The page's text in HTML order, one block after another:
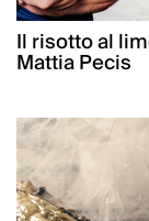
Il risotto al
Mattia Pecis